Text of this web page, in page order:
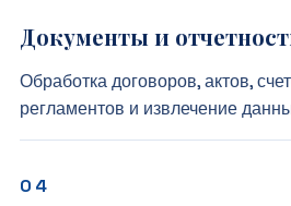
Документы и
Обработка договоров, актов,
регламентов и извлечение